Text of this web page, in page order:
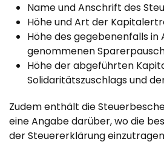
Name und Anschrift des
Höhe und Art der
Höhe des gegebenenfalls in
genommenen
Höhe der abgeführten
Solidaritätszuschlags und
Zudem enthält die
eine Angabe darüber, wo die
der Steuererklärung